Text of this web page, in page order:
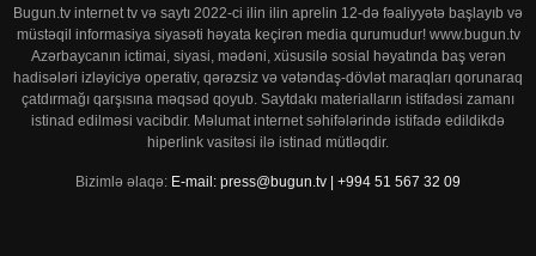
Bugun.tv internet tv və saytı 2022-ci ilin ilin aprelin 12-də fəaliyyətə başlayıb və
müstəqil informasiya siyasəti həyata keçirən media qurumudur! www.bugun.tv
Azərbaycanın ictimai, siyasi, mədəni, xüsusilə sosial həyatında baş verən
hadisələri izləyiciyə operativ, qərəzsiz və vətəndaş-dövlət maraqları qorunaraq
çatdırmağı qarşısına məqsəd qoyub. Saytdakı materialların istifadəsi zamanı
istinad edilməsi vacibdir. Məlumat internet səhifələrində istifadə edildikdə
hiperlink vasitəsi ilə istinad mütləqdir.
Bizimlə əlaqə: E-mail: press@bugun.tv | +994 51 567 32 09